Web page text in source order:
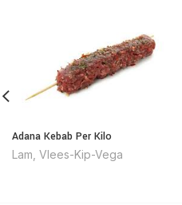
Adana Kebab Per Kilo
Lam Vlees-Kip-Vega